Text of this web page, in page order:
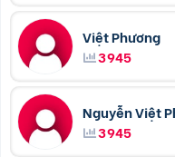
Việt Phương
3945
Nguyễn Việt
3945